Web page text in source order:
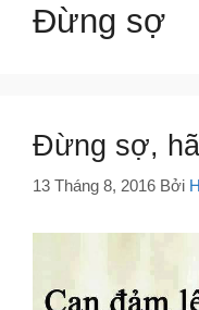
Đừng sợ
Đừng sợ,
13 Tháng 8, 2016 Bởi